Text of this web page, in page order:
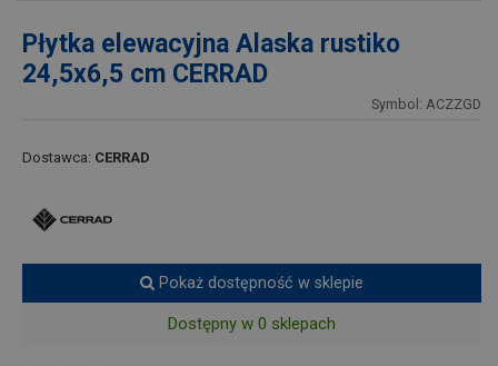
Płytka elewacyjna Alaska rustiko
24,5x6,5 cm CERRAD
Symbol: ACZZGD
Dostawca: CERRAD
Pokaż dostępność w sklepie
Dostępny w 0 sklepach